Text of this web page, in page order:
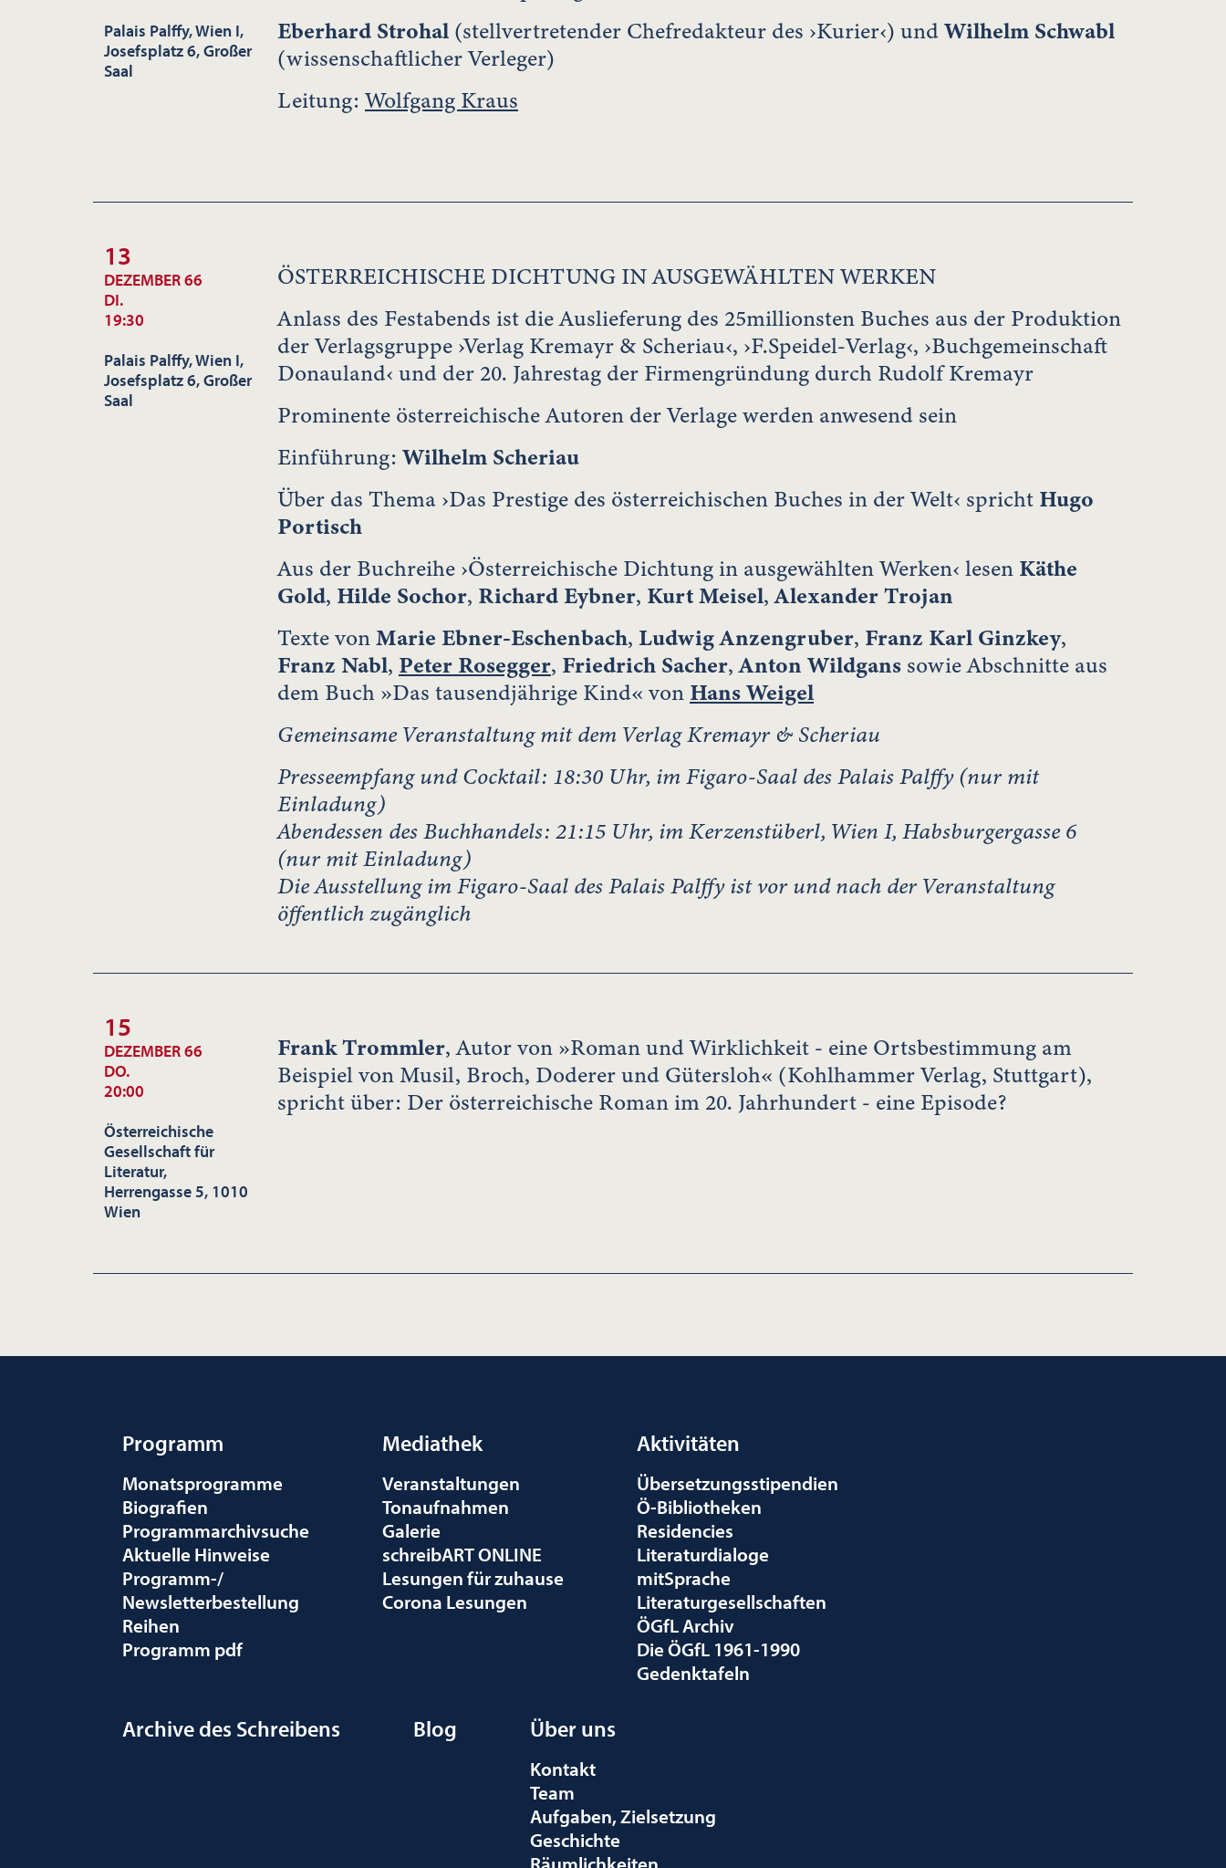
Palais Palffy, Wien I,
Josefsplatz 6, Großer
Saal
Eberhard Strohal (stellvertretender Chefredakteur des ›Kurier‹) undWilhelm Schwabl
(wissenschaftlicher Verleger)
Leitung: Wolfgang Kraus
13
DEZEMBER 66
DI.
19:30
Palais Palffy, Wien I,
Josefsplatz 6, Großer
Saal
ÖSTERREICHISCHE DICHTUNG IN AUSGEWÄHLTEN WERKEN
Anlass des Festabends ist die Auslieferung des 25millionsten Buches aus der Produktion
der Verlagsgruppe ›Verlag Kremayr & Scheriau‹, ›F.Speidel-Verlag‹, ›Buchgemeinschaft
Donauland‹ und der 20. Jahrestag der Firmengründung durch Rudolf Kremayr
Prominente österreichische Autoren der Verlage werden anwesend sein
Einführung: Wilhelm Scheriau
Über das Thema ›Das Prestige des österreichischen Buches in der Welt‹ spricht Hugo
Portisch
Aus der Buchreihe ›Österreichische Dichtung in ausgewählten Werken‹ lesen Käthe
Gold, Hilde Sochor, Richard Eybner, Kurt Meisel,Alexander Trojan
Texte vonMarie Ebner-Eschenbach, Ludwig Anzengruber, Franz Karl Ginzkey,
Franz Nabl, Peter Rosegger, Friedrich Sacher,Anton Wildgans sowie Abschnitte aus
dem Buch »Das tausendjährige Kind« von Hans Weigel
Gemeinsame Veranstaltung mit dem Verlag Kremayr & Scheriau
Presseempfang und Cocktail: 18:30 Uhr, im Figaro-Saal des Palais Palffy (nur mit
Einladung)
Abendessen des Buchhandels: 21:15 Uhr, im Kerzenstüberl, Wien I, Habsburgergasse 6
(nur mit Einladung)
Die Ausstellung im Figaro-Saal des Palais Palffy ist vor und nach der Veranstaltung
öffentlich zugänglich
15
DEZEMBER 66
DO.
20:00
Österreichische
Gesellschaft für
Literatur,
Herrengasse 5, 1010
Wien
Frank Trommler, Autor von »Roman und Wirklichkeit - eine Ortsbestimmung am
Beispiel von Musil, Broch, Doderer und Gütersloh« (Kohlhammer Verlag, Stuttgart),
spricht über: Der österreichische Roman im 20. Jahrhundert - eine Episode?
Programm
Monatsprogramme
Biografien
Programmarchivsuche
Aktuelle Hinweise
Programm-/
Newsletterbestellung
Reihen
Programm pdf
Mediathek
Veranstaltungen
Tonaufnahmen
Galerie
schreibART ONLINE
Lesungen für zuhause
Corona Lesungen
Aktivitäten
Übersetzungsstipendien
Ö-Bibliotheken
Residencies
Literaturdialoge
mitSprache
Literaturgesellschaften
ÖGfL Archiv
Die ÖGfL 1961-1990
Gedenktafeln
Archive des Schreibens Blog Über uns
Kontakt
Team
Aufgaben, Zielsetzung
Geschichte